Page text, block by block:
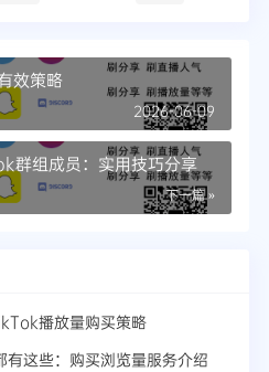
效策略
2026-06-09
群组成员：实用技巧分享
下一篇 »
播放量购买策略
这些：购买浏览量服务介绍